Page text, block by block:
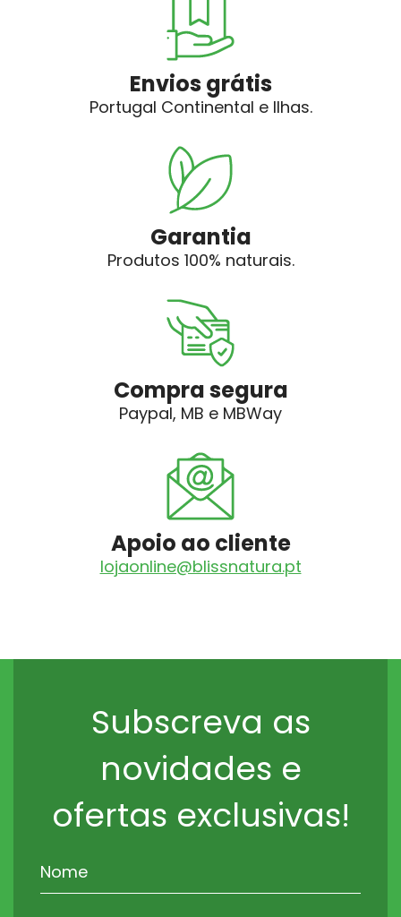
Envios grátis
Portugal Continental e Ilhas.
Garantia
Produtos 100% naturais.
Compra segura
Paypal, MB e MBWay
Apoio ao cliente
lojaonline@blissnatura.pt
Subscreva as
novidades e
ofertas exclusivas!